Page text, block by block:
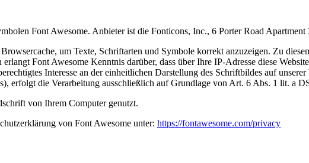
Font Awesome. Anbieter ist die Fonticons, Inc., 6 Porter Road
um Texte, Schriftarten und Symbole korrekt anzuzeigen. Zu
Font Awesome Kenntnis darüber, dass über Ihre IP-Adresse diese
Interesse an der einheitlichen Darstellung des Schriftbildes auf
erfolgt die Verarbeitung ausschließlich auf Grundlage von Art. 6 Abs. 1 lit. a
von Ihrem Computer genutzt.
von Font Awesome unter: https://fontawesome.com/privacy